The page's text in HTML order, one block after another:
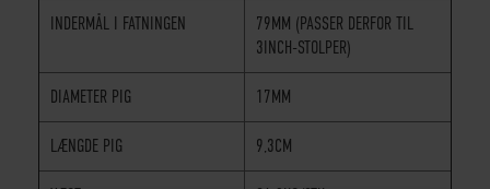
INDERMÅL I FATNINGEN
79MM (PASSER DERFOR TIL
3INCH-STOLPER)
DIAMETER PIG 17MM
LÆNGDE PIG 9,3CM